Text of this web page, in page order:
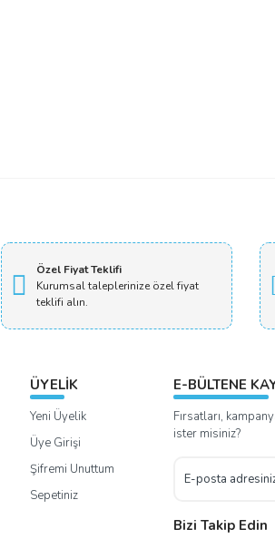
Siparişim 24 saati doldurmadan elime ulaştı.
Özel Fiyat Teklifi
Kurumsal taleplerinize özel fiyat
teklifi alın.
ÜYELİK
Yeni Üyelik
Üye Girişi
Şifremi Unuttum
Sepetiniz
E-BÜLTENE
Fırsatları,
ister misiniz?
Bizi Takip Edin